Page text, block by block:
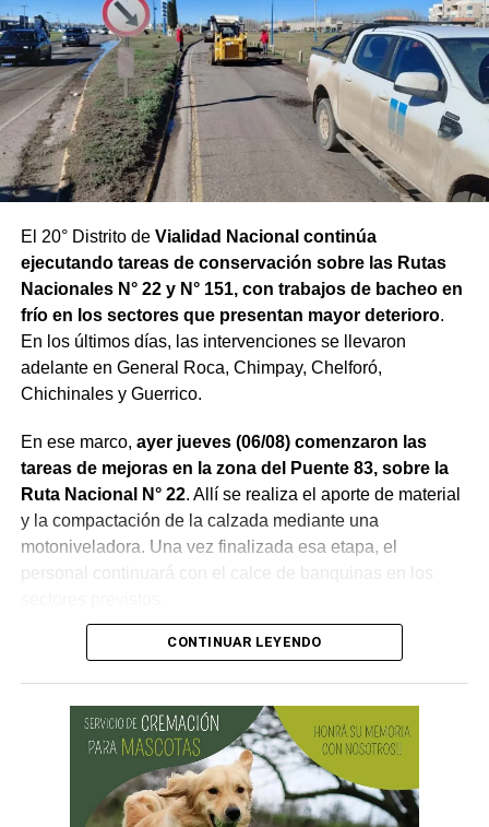
El 20° Distrito de Vialidad Nacional continúa
ejecutando tareas de conservación sobre las Rutas
Nacionales N° 22 y N° 151, con trabajos de bacheo en
frío en los sectores que presentan mayor deterioro.
En los últimos días, las intervenciones se llevaron
adelante en General Roca, Chimpay, Chelforó,
Chichinales y Guerrico.
En ese marco, ayer jueves (06/08) comenzaron las
tareas de mejoras en la zona del Puente 83, sobre la
Ruta Nacional N° 22. Allí se realiza el aporte de material
y la compactación de la calzada mediante una
motoniveladora. Una vez finalizada esa etapa, el
personal continuará con el calce de banquinas en los
CONTINUAR LEYENDO